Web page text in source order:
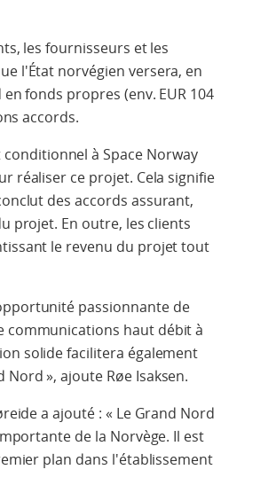
les fournisseurs et les
l'État norvégien versera, en
fonds propres (env. EUR 104
accords.
à Space Norway
réaliser ce projet. Cela signifie
des accords assurant,
projet. En outre, les clients
le revenu du projet tout
passionnante de
communications haut débit à
solide facilitera également
», ajoute Røe Isaksen.
a ajouté : « Le Grand Nord
de la Norvège. Il est
plan dans l'établissement